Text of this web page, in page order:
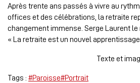
Après trente ans passés à vivre au
offices et des célébrations, la retraite
changement immense. Serge Laurent
« La retraite est un nouvel
Texte et
Tags : #Paroisse#Portrait